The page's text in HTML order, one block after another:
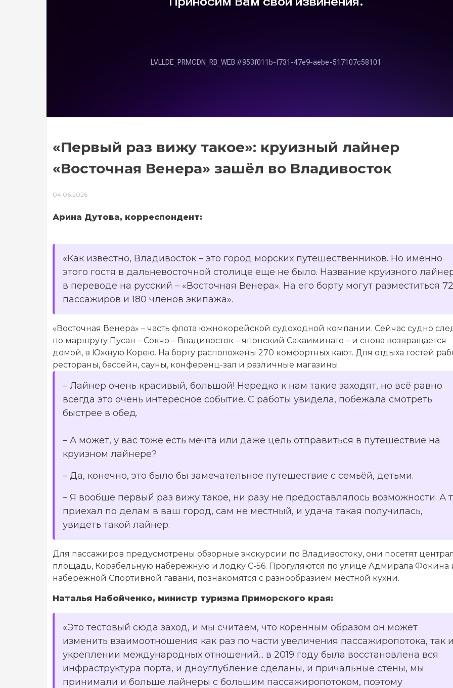
«Первый раз вижу такое»: круизный лайнер
«Восточная Венера» зашёл во Владивосток
04.06.2026
Арина Дутова, корреспондент:
«Как известно, Владивосток – это город морских путешественников. Но именно
этого гостя в дальневосточной столице еще не было. Название круизного
в переводе на русский – «Восточная Венера». На его борту могут разместиться
пассажиров и 180 членов экипажа».
«Восточная Венера» – часть флота южнокорейской судоходной компании. Сейчас судно
по маршруту Пусан – Сокчо – Владивосток – японский Сакаиминато – и снова возвращается
домой, в Южную Корею. На борту расположены 270 комфортных кают. Для отдыха гостей
рестораны, бассейн, сауны, конференц-зал и различные магазины.
– Лайнер очень красивый, большой! Нередко к нам такие заходят, но всё равно
всегда это очень интересное событие. С работы увидела, побежала смотреть
быстрее в обед.
– А может, у вас тоже есть мечта или даже цель отправиться в путешествие на
круизном лайнере?
– Да, конечно, это было бы замечательное путешествие с семьёй, детьми.
– Я вообще первый раз вижу такое, ни разу не предоставлялось возможности. А
приехал по делам в ваш город, сам не местный, и удача такая получилась,
увидеть такой лайнер.
Для пассажиров предусмотрены обзорные экскурсии по Владивостоку, они посетят
площадь, Корабельную набережную и лодку С-56. Прогуляются по улице Адмирала Фокина
набережной Спортивной гавани, познакомятся с разнообразием местной кухни.
Наталья Набойченко, министр туризма Приморского края:
«Это тестовый сюда заход, и мы считаем, что коренным образом он может
изменить взаимоотношения как раз по части увеличения пассажиропотока, так
укреплении международных отношений... в 2019 году была восстановлена вся
инфраструктура порта, и дноуглубление сделаны, и причальные стены, мы
принимали и больше лайнеры с большим пассажиропотоком, поэтому